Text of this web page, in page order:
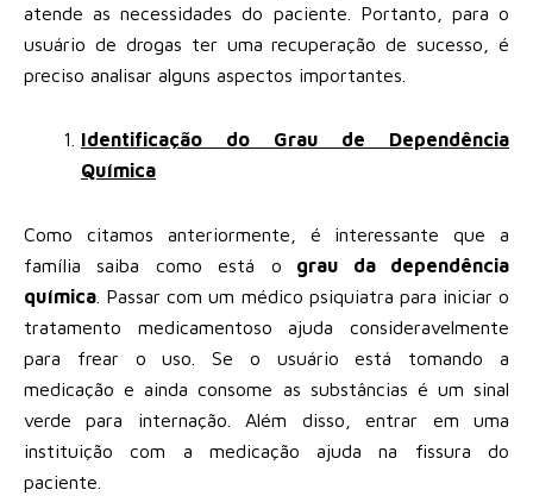
atende as necessidades do paciente. Portanto, para o
usuário de drogas ter uma recuperação de sucesso, é
preciso analisar alguns aspectos importantes.
Identificação do Grau de Dependência
Química
Como citamos anteriormente, é interessante que a
família saiba como está o grau da dependência
química . Passar com um médico psiquiatra para iniciar o
tratamento medicamentoso ajuda consideravelmente
para frear o uso. Se o usuário está tomando a
medicação e ainda consome as substâncias é um sinal
verde para internação. Além disso, entrar em uma
instituição com a medicação ajuda na fissura do
paciente.